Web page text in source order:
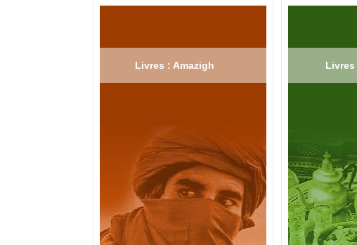
Livres : Amazigh